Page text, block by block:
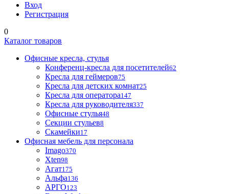
Вход
Регистрация
0
Каталог товаров
Офисные кресла, стулья
Конференц-кресла для посетителей62
Кресла для геймеров75
Кресла для детских комнат25
Кресла для оператора147
Кресла для руководителя337
Офисные стулья48
Секции стульев8
Скамейки17
Офисная мебель для персонала
Imago370
Xten98
Агат175
Альфа136
АРГО123